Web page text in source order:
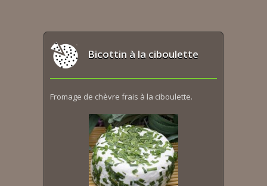
Bicottin à la ciboulette
Fromage de chèvre frais à la ciboulette.